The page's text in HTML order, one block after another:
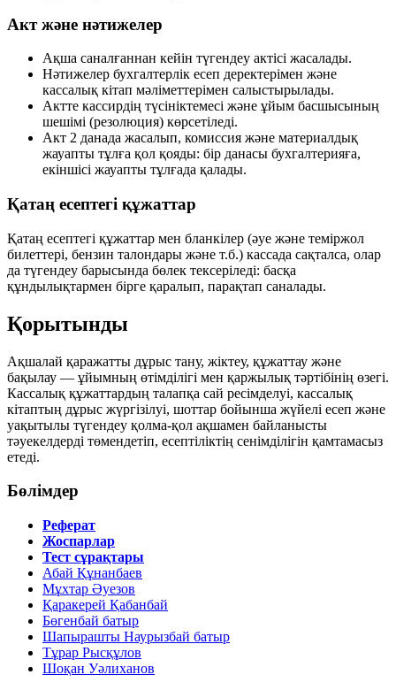
Акт және нәтижелер
Ақша саналғаннан кейін түгендеу актісі жасалады.
Нәтижелер бухгалтерлік есеп деректерімен және
кассалық кітап мәліметтерімен салыстырылады.
Актте кассирдің түсініктемесі және ұйым басшысының
шешімі (резолюция) көрсетіледі.
Акт 2 данада жасалып, комиссия және материалдық
жауапты тұлға қол қояды: бір данасы бухгалтерияға,
екіншісі жауапты тұлғада қалады.
Қатаң есептегі құжаттар
Қатаң есептегі құжаттар мен бланкілер (әуе және теміржол
билеттері, бензин талондары және т.б.) кассада сақталса, олар
да түгендеу барысында бөлек тексеріледі: басқа
құндылықтармен бірге қаралып, парақтап саналады.
Қорытынды
Ақшалай қаражатты дұрыс тану, жіктеу, құжаттау және
бақылау — ұйымның өтімділігі мен қаржылық тәртібінің өзегі.
Кассалық құжаттардың талапқа сай ресімделуі, кассалық
кітаптың дұрыс жүргізілуі, шоттар бойынша жүйелі есеп және
уақытылы түгендеу қолма-қол ақшамен байланысты
тәуекелдерді төмендетіп, есептіліктің сенімділігін қамтамасыз
етеді.
Бөлімдер
Реферат
Жоспарлар
Тест сұрақтары
Абай Құнанбаев
Мұхтар Әуезов
Қаракерей Қабанбай
Бөгенбай батыр
Шапырашты Наурызбай батыр
Тұрар Рысқұлов
Шоқан Уәлиханов